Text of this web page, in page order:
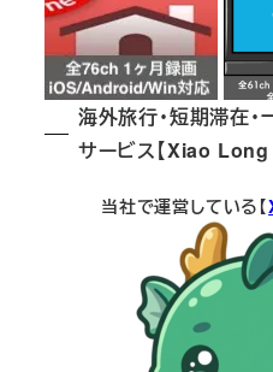
海外旅行・短期滞在
サービス【Xiao Long
当社で運営している【